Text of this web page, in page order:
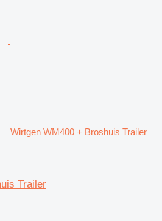
Wirtgen WM400 + Broshuis Trailer
Trailer